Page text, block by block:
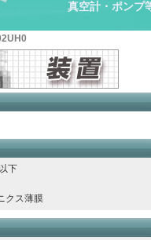
真空計・ポンプ
下
クス薄膜